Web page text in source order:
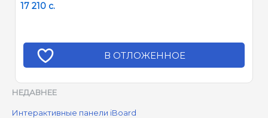
17 210 c.
В ОТЛОЖЕННОЕ
НЕДАВНЕЕ
Интерактивные панели iBoard